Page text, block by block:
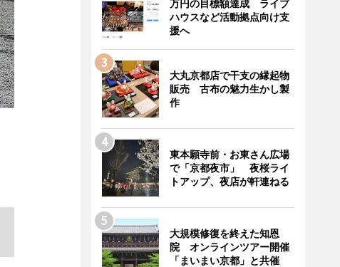
万円の目標額達成 ライブ
ハウスなど活動拠点向け支
援へ
大丸京都店で干支の縁起物
販売 古布の魅力生かし製
作
東本願寺前・お東さん広場
で「京都夜市」 夜桜ライ
トアップ、夜店が軒連ねる
大規模修復を終えた知恩
院 オンラインツアー開催
「まいまい京都」と共催